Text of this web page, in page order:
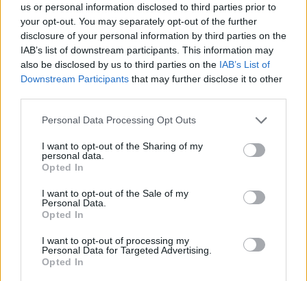
us or personal information disclosed to third parties prior to
your opt-out. You may separately opt-out of the further
disclosure of your personal information by third parties on the
IAB’s list of downstream participants. This information may
also be disclosed by us to third parties on the IAB’s List of
Downstream Participants that may further disclose it to other
Personal Data Processing Opt Outs
I want to opt-out of the Sharing of my
personal data.
Opted In
I want to opt-out of the Sale of my
Personal Data.
Opted In
I want to opt-out of processing my
Personal Data for Targeted Advertising.
Opted In
ADV
Commenti
Accedi registrati per commentare questo
articolo.
L'email è richiesta ma non verrà mostrata ai visitatori. Il contenuto di questo
di VareseNews.it, che rimane autonoma e indipendente. I messaggi inclusi nei
commenti non sono testi giornalistici, ma post inviati dai singoli lettori che
possono essere automaticamente pubblicati senza filtro preventivo. I commenti
che includano uno o più link a siti esterni verranno rimossi in automatico dal